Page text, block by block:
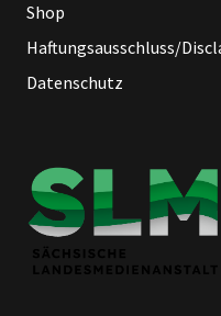
Shop
Haftungsausschluss/
Datenschutz